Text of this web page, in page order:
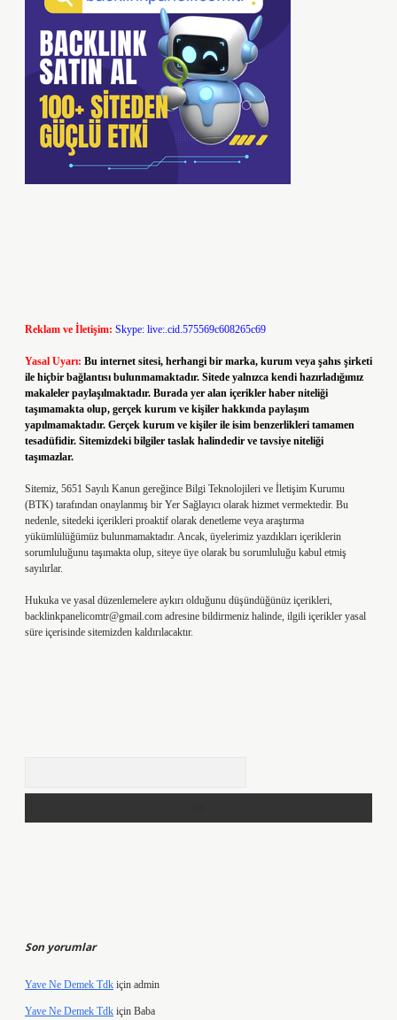
Reklam ve İletişim: Skype: live:.cid.575569c608265c69
Yasal Uyarı: Bu internet sitesi, herhangi bir marka, kurum veya şahıs şirketi
ile hiçbir bağlantısı bulunmamaktadır. Sitede yalnızca kendi hazırladığımız
makaleler paylaşılmaktadır. Burada yer alan içerikler haber niteliği
taşımamakta olup, gerçek kurum ve kişiler hakkında paylaşım
yapılmamaktadır. Gerçek kurum ve kişiler ile isim benzerlikleri tamamen
tesadüfidir. Sitemizdeki bilgiler taslak halindedir ve tavsiye niteliği
taşımazlar.
Sitemiz, 5651 Sayılı Kanun gereğince Bilgi Teknolojileri ve İletişim Kurumu
(BTK) tarafından onaylanmış bir Yer Sağlayıcı olarak hizmet vermektedir. Bu
nedenle, sitedeki içerikleri proaktif olarak denetleme veya araştırma
yükümlülüğümüz bulunmamaktadır. Ancak, üyelerimiz yazdıkları içeriklerin
sorumluluğunu taşımakta olup, siteye üye olarak bu sorumluluğu kabul etmiş
sayılırlar.
Hukuka ve yasal düzenlemelere aykırı olduğunu düşündüğünüz içerikleri,
backlinkpanelicomtr@gmail.com adresine bildirmeniz halinde, ilgili içerikler yasal
süre içerisinde sitemizden kaldırılacaktır.
Son yorumlar
Yave Ne Demek Tdk için admin
Yave Ne Demek Tdk için Baba